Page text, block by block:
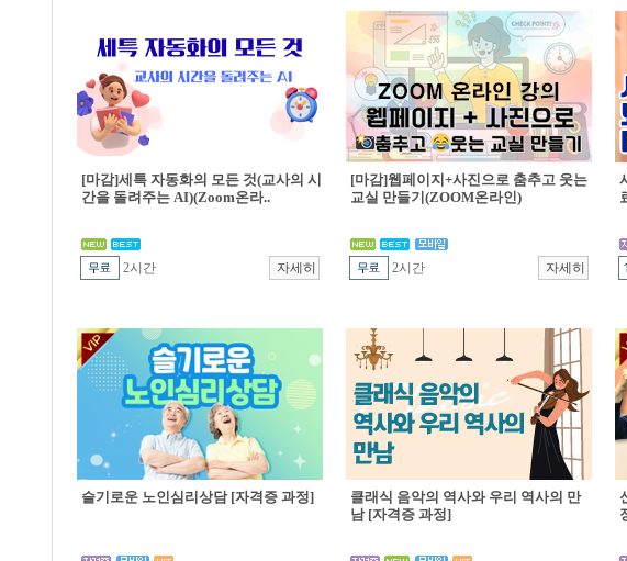
[마감]세특 자동화의 모든 것(교사의 시
간을 돌려주는 AI)(Zoom온라..
2시간
[마감]웹페이지+사진으로 춤추고 웃는
교실 만들기(ZOOM온라인)
2시간
슬기로운 노인심리상담 [자격증 과정]
클래식 음악의 역사와 우리 역사의 만
남 [자격증 과정]